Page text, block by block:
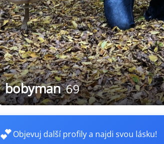
bobyman 69
💕Objevuj další profily a najdi svou lásku!